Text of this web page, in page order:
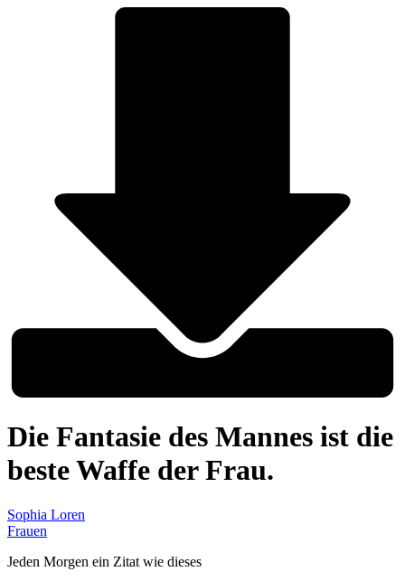
Die Fantasie des Mannes ist die
beste Waffe der Frau.
Sophia Loren
Frauen
Jeden Morgen ein Zitat wie dieses